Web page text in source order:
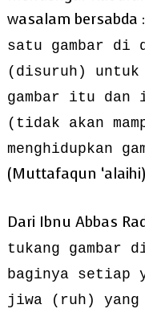
wasalam bersabda :
satu gambar di
(disuruh) untuk
gambar itu dan
(tidak akan
menghidupkan
(Muttafaqun
Dari Ibnu Abbas
tukang gambar
baginya setiap
jiwa (ruh) yang